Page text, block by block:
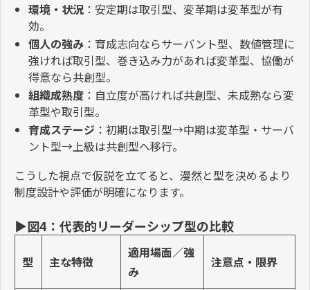
環境・状況 ：安定期は取引型、変革期は変革型が有
効。
個人の強み ：育成志向ならサーバント型、数値管理に
強ければ取引型、巻き込み力があれば変革型、協働が
得意なら共創型。
組織成熟度 ：自立度が高ければ共創型、未成熟なら変
革型や取引型。
育成ステージ ：初期は取引型→中期は変革型・サーバ
ント型→上級は共創型へ移行。
こうした視点で仮説を立てると、漫然と型を決めるより
制度設計や評価が明確になります。
▶図4 ：代表的リーダーシップ型の比較
型 主な特徴
適用場面／強
み
注意点・限界